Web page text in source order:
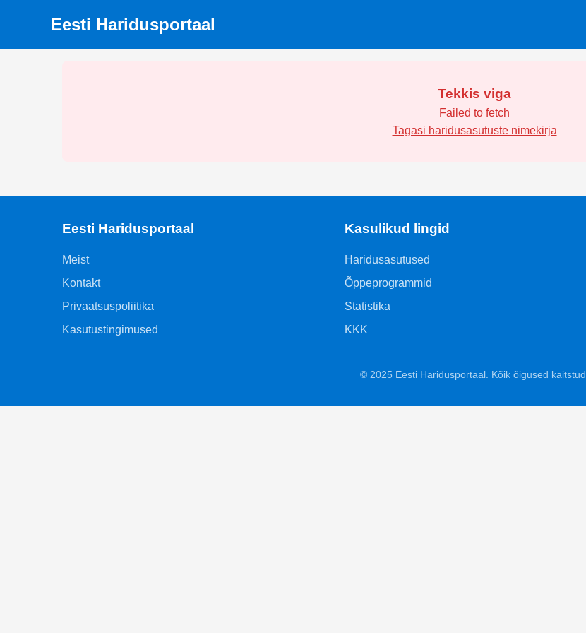
Eesti Haridusportaal
Tekkis viga
Failed to fetch
Tagasi haridusasutuste nimekirja
Eesti Haridusportaal
Meist
Kontakt
Privaatsuspoliitika
Kasutustingimused
Kasulikud lingid
Haridusasutused
Õppeprogrammid
Statistika
KKK
© 2025 Eesti Haridusportaal. Kõik õigused kaitstud.